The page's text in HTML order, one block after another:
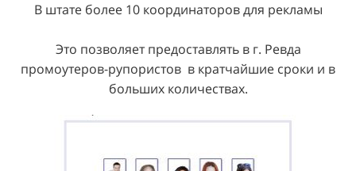
В штате более 10 координаторов для рекламы
Это позволяет предоставлять в г. Ревда
промоутеров-рупористов в кратчайшие сроки и в
больших количествах.